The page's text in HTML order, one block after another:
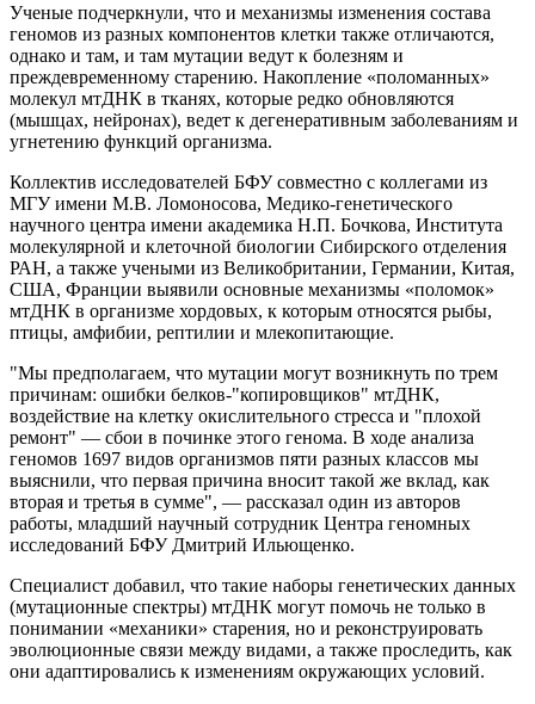
Ученые подчеркнули, что и механизмы изменения состава
геномов из разных компонентов клетки также отличаются,
однако и там, и там мутации ведут к болезням и
преждевременному старению. Накопление «поломанных»
молекул мтДНК в тканях, которые редко обновляются
(мышцах, нейронах), ведет к дегенеративным заболеваниям и
угнетению функций организма.
Коллектив исследователей БФУ совместно с коллегами из
МГУ имени М.В. Ломоносова, Медико-генетического
научного центра имени академика Н.П. Бочкова, Института
молекулярной и клеточной биологии Сибирского отделения
РАН, а также учеными из Великобритании, Германии, Китая,
США, Франции выявили основные механизмы «поломок»
мтДНК в организме хордовых, к которым относятся рыбы,
птицы, амфибии, рептилии и млекопитающие.
"Мы предполагаем, что мутации могут возникнуть по трем
причинам: ошибки белков-"копировщиков" мтДНК,
воздействие на клетку окислительного стресса и "плохой
ремонт" — сбои в починке этого генома. В ходе анализа
геномов 1697 видов организмов пяти разных классов мы
выяснили, что первая причина вносит такой же вклад, как
вторая и третья в сумме", — рассказал один из авторов
работы, младший научный сотрудник Центра геномных
исследований БФУ Дмитрий Ильющенко.
Специалист добавил, что такие наборы генетических данных
(мутационные спектры) мтДНК могут помочь не только в
понимании «механики» старения, но и реконструировать
эволюционные связи между видами, а также проследить, как
они адаптировались к изменениям окружающих условий.